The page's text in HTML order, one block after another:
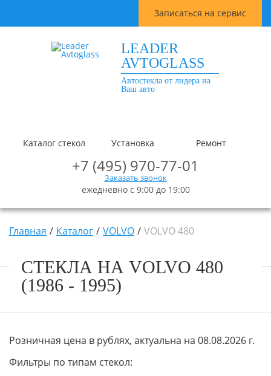
Записаться на сервис
LEADER
AVTOGLASS
Автостекла от лидера на
Ваш авто
Каталог стекол Установка Ремонт
+7 (495) 970-77-01
Заказать звонок
ежедневно с 9:00 до 19:00
Главная Каталог VOLVO VOLVO 480
СТЕКЛА НА VOLVO 480
(1986 - 1995)
Розничная цена в рублях, актуальна на 08.08.2026 г.
Фильтры по типам стекол: